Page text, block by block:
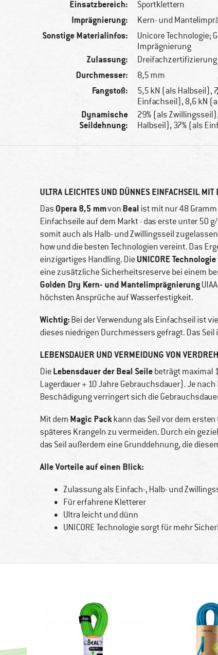
Einsatzbereich: Sportklettern
Imprägnierung: Kern- und
Sonstige Materialinfos:
Unicore Technologie;
Imprägnierung
Zulassung: Dreifachzertifizierung
Durchmesser: 8,5 mm
Fangstoß:
5,5 kN (als Halbseil),
Einfachseil), 8,6 kN
Dynamische
Seildehnung:
29% (als
Halbseil), 37% (als
ULTRA LEICHTES UND DÜNNES EINFACHSEIL
Das Opera 8,5 mmvon Beal ist mit nur 48
Einfachseile auf dem Markt - das erste unter 50
somit auch als Halb- und Zwillingsseil
how und die besten Technologien vereint. Das
einzigartiges Handling. DieUNICORE Technologie
eine zusätzliche Sicherheitsreserve bei einem
Golden Dry Kern- und Mantelimprägnierung
höchsten Ansprüche auf Wasserfestigkeit.
Wichtig:Bei der Verwendung als Einfachseil ist
dieses niedrigen Durchmessers gefragt. Das
LEBENSDAUER UND VERMEIDUNG VON
Die Lebensdauer der Beal Seilebeträgt maximal
Lagerdauer + 10 Jahre Gebrauchsdauer). Je
Beschädigung verringert sich die
Mit dem Magic Packkann das Seil vor dem
späteres Krangeln zu vermeiden. Durch ein
das Seil außerdem eine Grunddehnung, die
Alle Vorteile auf einen Blick:
Zulassung als Einfach-, Halb- und
Für erfahrene Kletterer
Ultra leicht und dünn
UNICORE Technologie sorgt für mehr